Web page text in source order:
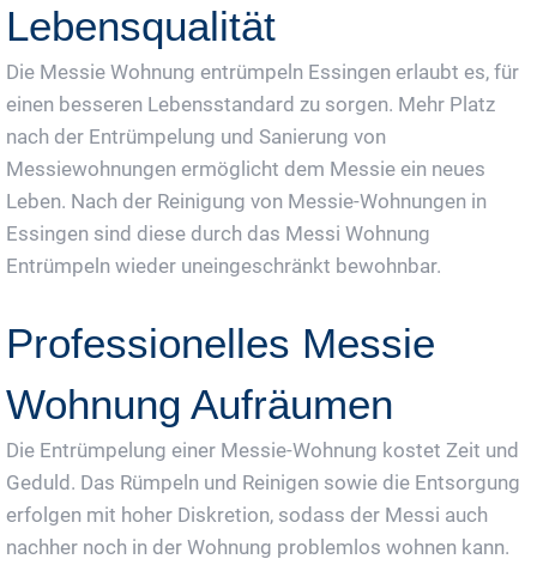
Lebensqualität
Die Messie Wohnung entrümpeln Essingen erlaubt es, für
einen besseren Lebensstandard zu sorgen. Mehr Platz
nach der Entrümpelung und Sanierung von
Messiewohnungen ermöglicht dem Messie ein neues
Leben. Nach der Reinigung von Messie-Wohnungen in
Essingen sind diese durch das Messi Wohnung
Entrümpeln wieder uneingeschränkt bewohnbar.
Professionelles Messie
Wohnung Aufräumen
Die Entrümpelung einer Messie-Wohnung kostet Zeit und
Geduld. Das Rümpeln und Reinigen sowie die Entsorgung
erfolgen mit hoher Diskretion, sodass der Messi auch
nachher noch in der Wohnung problemlos wohnen kann.